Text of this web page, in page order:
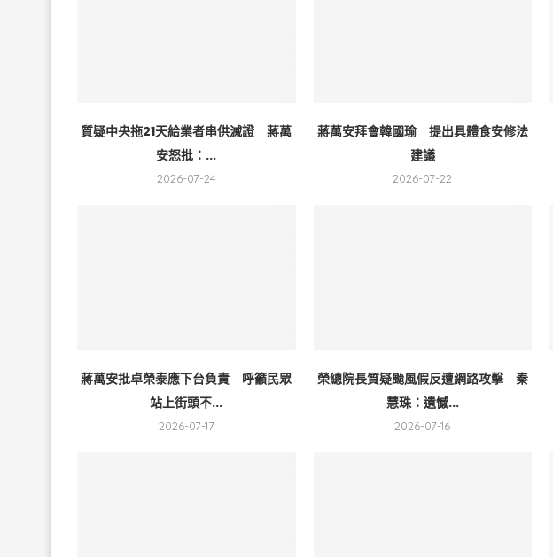
質疑中央拖21天給業者串供滅證 蔣萬
安怒批：...
2026-07-24
蔣萬安拜會韓國瑜 提出具體食安修法
建議
2026-07-22
蔣萬安批卓榮泰應下台負責 呼籲民眾
站上街頭不...
2026-07-17
榮總院長質疑颱風假反遭網路攻擊 秦
慧珠：遺憾...
2026-07-16